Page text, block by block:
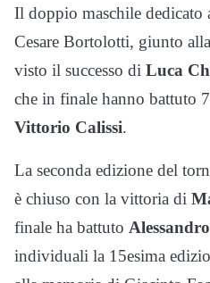
Il doppio maschile
Cesare Bortolotti, giunto
visto il successo di Luca
che in finale hanno battuto
Vittorio Calissi.
La seconda edizione del
è chiuso con la vittoria di
finale ha battuto
individuali la 15esima